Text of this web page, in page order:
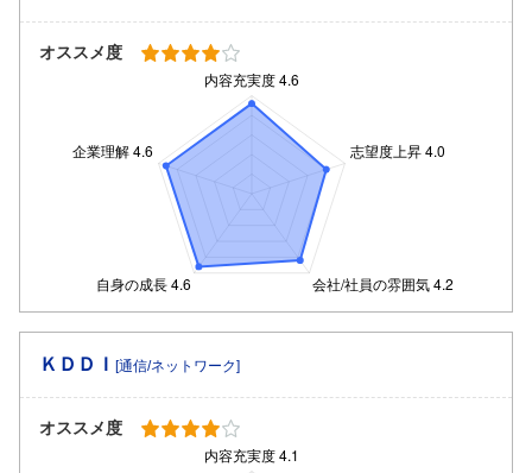
オススメ度
ＫＤＤＩ [通信/ネットワーク]
オススメ度